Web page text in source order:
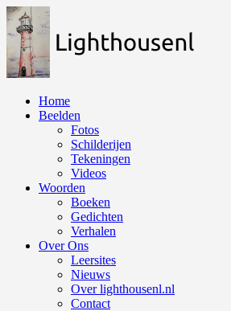
Naar
de
inhoud
springen
Home
Beelden
Fotos
Schilderijen
Tekeningen
Videos
Woorden
Boeken
Gedichten
Verhalen
Over Ons
Leersites
Nieuws
Over lighthousenl.nl
Contact